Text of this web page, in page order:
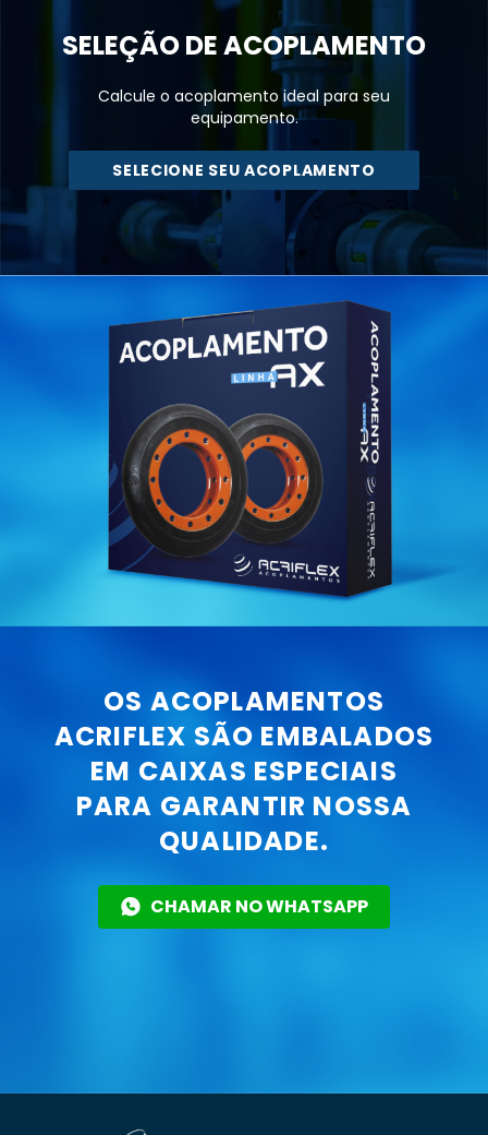
SELEÇÃO DEACOPLAMENTO
Calcule o acoplamento ideal para seu
equipamento.
SELECIONE SEU ACOPLAMENTO
OS ACOPLAMENTOS
ACRIFLEX SÃO EMBALADOS
EM CAIXAS ESPECIAIS
PARA GARANTIR NOSSA
QUALIDADE.
CHAMAR NO WHATSAPP